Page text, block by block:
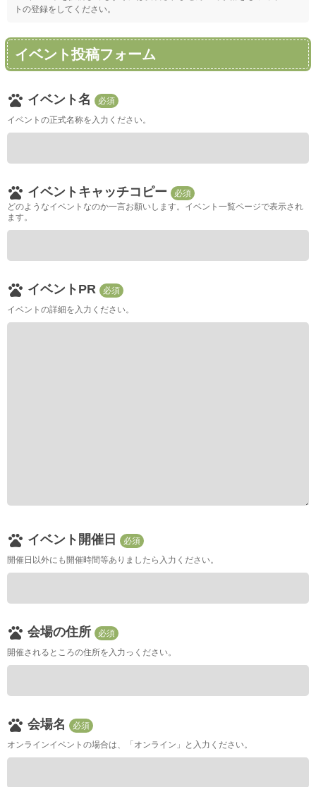
トの登録をしてください。
イベント投稿フォーム
pets イベント名
必須
イベントの正式名称を入力ください。
pets イベントキャッチコピー
必須
どのようなイベントなのか一言お願いします。イベント一覧ページで表示され
ます。
pets イベントPR
必須
イベントの詳細を入力ください。
pets イベント開催日
必須
開催日以外にも開催時間等ありましたら入力ください。
pets 会場の住所
必須
開催されるところの住所を入力っください。
pets 会場名
必須
オンラインイベントの場合は、「オンライン」と入力ください。